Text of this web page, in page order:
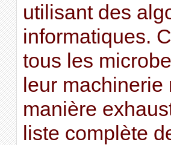
utilisant des
informatiques.
tous les
leur
manière
liste complète